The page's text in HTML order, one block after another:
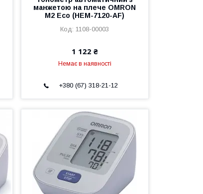
манжетою на плече OMRON
M2 Eco (HEM-7120-AF)
1108-00003
1 122 ₴
Немає в наявності
+380 (67) 318-21-12